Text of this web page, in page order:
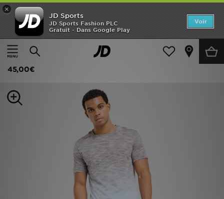
×
JD Sports
JD Sports Fashion PLC
Gratuit - Dans Google Play
Voir
Accueil
Homme Vêtements Homme T-shirts et Débardeurs
MONTIREX T-shirt Vector Seamless
45,00€
Accueil
Nouveautés
Enfant